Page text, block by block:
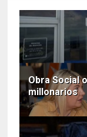
Obra Social
millonarios